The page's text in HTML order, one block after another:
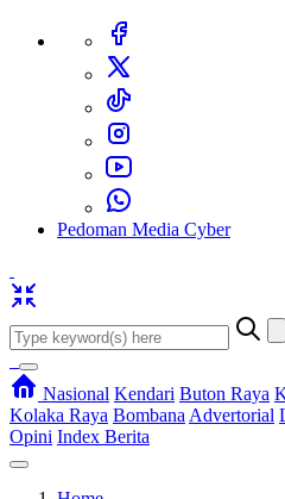
Pedoman Media Cyber
Nasional Kendari Buton Raya
Kolaka Raya Bombana Advertorial
Opini Index Berita